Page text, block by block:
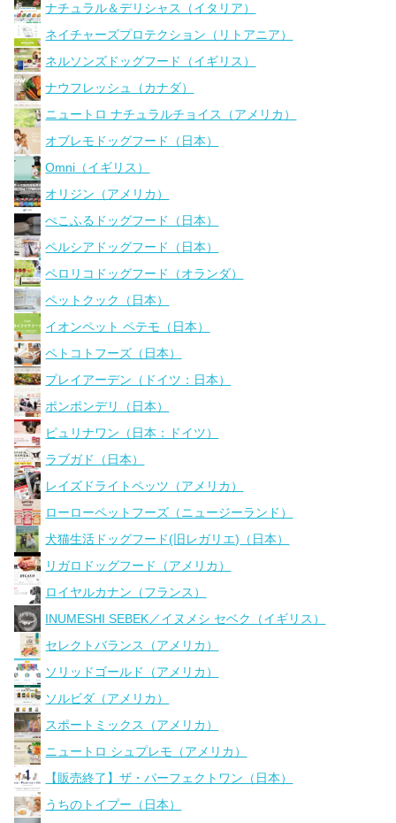
ナチュラル＆デリシャス（イタリア）
ネイチャーズプロテクション（リトアニア）
ネルソンズドッグフード（イギリス）
ナウフレッシュ（カナダ）
ニュートロ ナチュラルチョイス（アメリカ）
オブレモドッグフード（日本）
Omni（イギリス）
オリジン（アメリカ）
ぺこふるドッグフード（日本）
ペルシアドッグフード（日本）
ペロリコドッグフード（オランダ）
ペットクック（日本）
イオンペット ペテモ（日本）
ペトコトフーズ（日本）
プレイアーデン（ドイツ：日本）
ポンポンデリ（日本）
ピュリナワン（日本：ドイツ）
ラブガド（日本）
レイズドライトペッツ（アメリカ）
ローローペットフーズ（ニュージーランド）
犬猫生活ドッグフード(旧レガリエ)（日本）
リガロドッグフード（アメリカ）
ロイヤルカナン（フランス）
INUMESHI SEBEK／イヌメシ セベク（イギリス）
セレクトバランス（アメリカ）
ソリッドゴールド（アメリカ）
ソルビダ（アメリカ）
スポートミックス（アメリカ）
ニュートロ シュプレモ（アメリカ）
【販売終了】ザ・パーフェクトワン（日本）
うちのトイプー（日本）